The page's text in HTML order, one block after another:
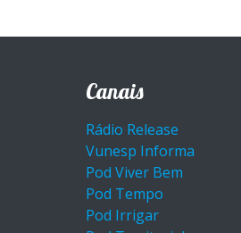
Canais
Rádio Release
Vunesp Informa
Pod Viver Bem
Pod Tempo
Pod Irrigar